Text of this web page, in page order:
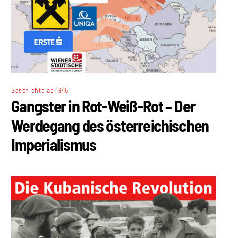
Geschichte ab 1945
Gangster in Rot-Weiß-Rot – Der
Werdegang des österreichischen
Imperialismus